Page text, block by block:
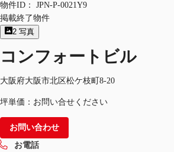
物件ID：
JPN-P-0021Y9
掲載終了物件
2 写真
コンフォートビル
大阪府大阪市北区松ケ枝町8-20
坪単価：お問い合せください
お問い合わせ
お電話